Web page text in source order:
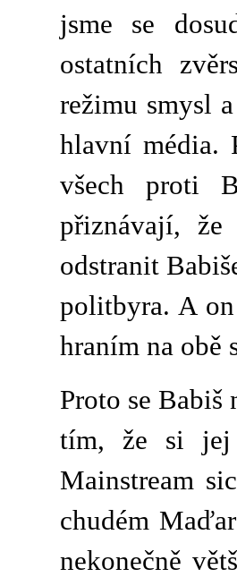
jsme se
ostatních
režimu smysl
hlavní média.
všech proti
přiznávají,
odstranit
politbyra. A
hraním na obě
Proto se Babiš
tím, že si jej
Mainstream
chudém
nekonečně